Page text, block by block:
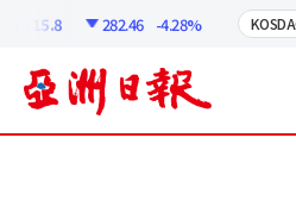
6315.8 282.46 -4.28% KOSDAQ